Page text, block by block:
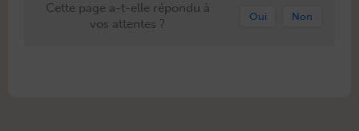
Cette page a-t-elle répondu à
vos attentes ?
Oui Non